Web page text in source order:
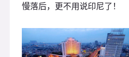
慢落后，更不用说印尼了！